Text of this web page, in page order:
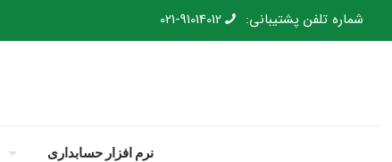
شماره تلفن پشتیبانی: 021-91014012
نرم افزار حسابداری